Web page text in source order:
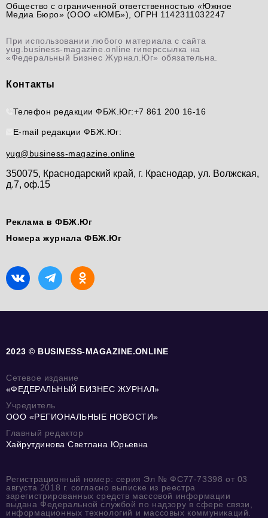
Общество с ограниченной ответственностью «Южное
Медиа Бюро» (ООО «ЮМБ»), ОГРН 1142311032247
При использовании любого материала с сайта
yug.business-magazine.online гиперссылка на
«Федеральный Бизнес Журнал.Юг» обязательна.
Контакты
Телефон редакции ФБЖ.Юг:+7 861 200 16-16
E-mail редакции ФБЖ.Юг:
yug@business-magazine.online
350075, Краснодарский край, г. Краснодар, ул. Волжская,
д.7, оф.15
Реклама в ФБЖ.Юг
Номера журнала ФБЖ.Юг
2023 © BUSINESS-MAGAZINE.ONLINE
Сетевое издание
«ФЕДЕРАЛЬНЫЙ БИЗНЕС ЖУРНАЛ»
Учредитель
ООО «РЕГИОНАЛЬНЫЕ НОВОСТИ»
Главный редактор
Хайрутдинова Светлана Юрьевна
Регистрационный номер: серия Эл № ФС77-73398 от 03
августа 2018 г. согласно выписке из реестра
зарегистрированных средств массовой информации
выдана Федеральной службой по надзору в сфере связи,
информационных технологий и массовых коммуникаций.